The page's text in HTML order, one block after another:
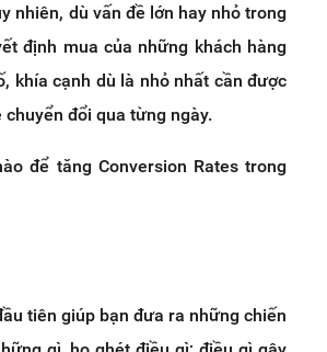
nhiên, dù vấn đề lớn hay nhỏ trong
định mua của những khách hàng
khía cạnh dù là nhỏ nhất cần được
đổi qua từng ngày.
để tăng Conversion Rates trong
tiên giúp bạn đưa ra những chiến